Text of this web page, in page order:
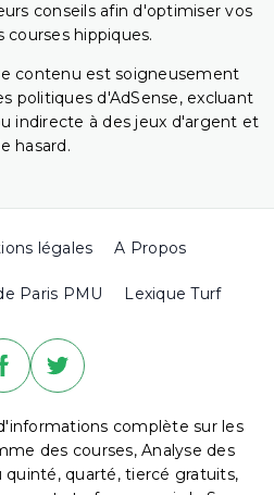
conseils afin d'optimiser vos
courses hippiques.
contenu est soigneusement
politiques d'AdSense, excluant
indirecte à des jeux d'argent et
hasard.
légales A Propos
Paris PMU Lexique Turf
complète sur les
des courses, Analyse des
quinté, quarté, tiercé gratuits,